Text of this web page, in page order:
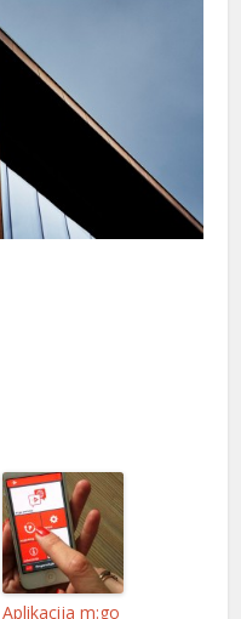
Aplikacija m:go